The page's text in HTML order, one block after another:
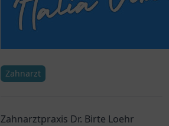
Zahnarzt
Zahnarztpraxis Dr. Birte Loehr